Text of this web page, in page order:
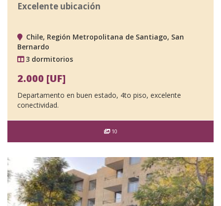
Excelente ubicación
Chile, Región Metropolitana de Santiago, San
Bernardo
3 dormitorios
2.000 [UF]
Departamento en buen estado, 4to piso, excelente
conectividad.
10